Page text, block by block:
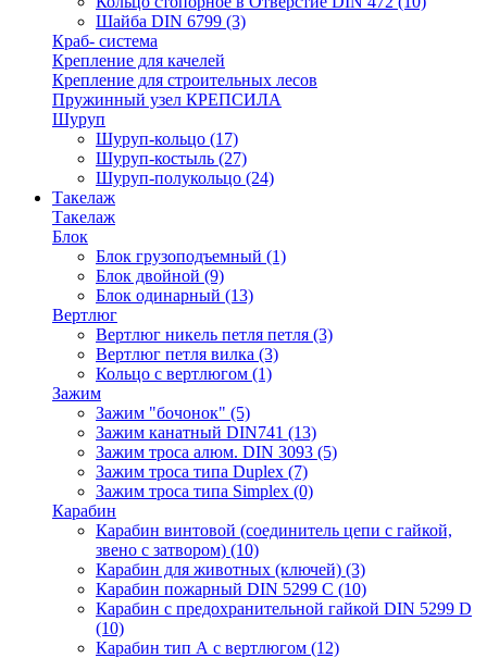
Шайба DIN 6799 (3)
Краб- система
Крепление для качелей
Крепление для строительных лесов
Пружинный узел КРЕПСИЛА
Шуруп
Шуруп-кольцо (17)
Шуруп-костыль (27)
Шуруп-полукольцо (24)
Такелаж
Такелаж
Блок
Блок грузоподъемный (1)
Блок двойной (9)
Блок одинарный (13)
Вертлюг
Вертлюг никель петля петля (3)
Вертлюг петля вилка (3)
Кольцо с вертлюгом (1)
Зажим
Зажим "бочонок" (5)
Зажим канатный DIN741 (13)
Зажим троса алюм. DIN 3093 (5)
Зажим троса типа Duplex (7)
Зажим троса типа Simplex (0)
Карабин
Карабин винтовой (соединитель цепи с гайкой,
звено с затвором) (10)
Карабин для животных (ключей) (3)
Карабин пожарный DIN 5299 C (10)
Карабин с предохранительной гайкой DIN 5299 D
(10)
Карабин тип А с вертлюгом (12)